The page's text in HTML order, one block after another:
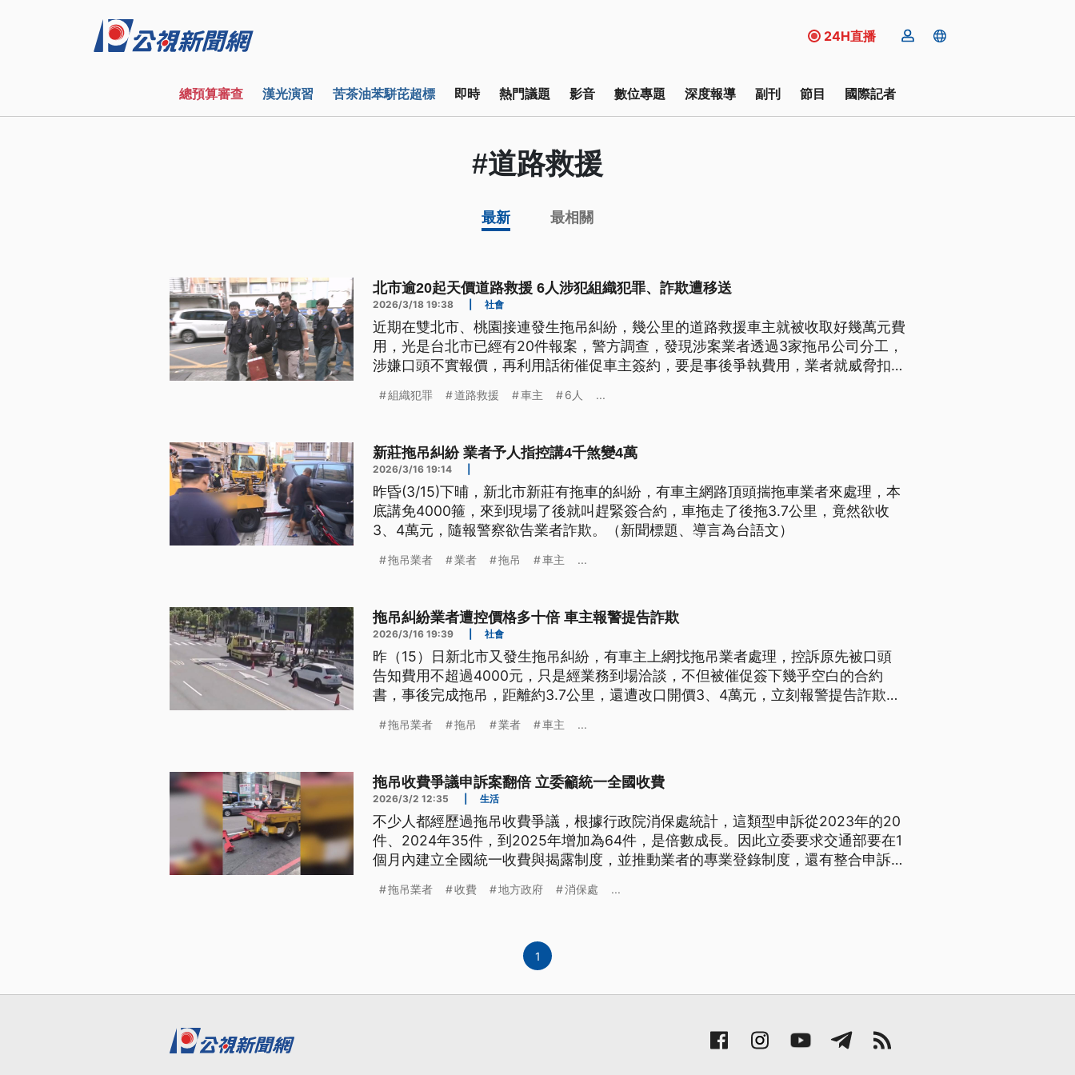
24H直播
總預算審查 漢光演習 苦茶油苯駢芘超標 即時 熱門議題 影音 數位專題 深度報導 副刊 節目 國際記者
#道路救援
最新 最相關
北市逾20起天價道路救援 6人涉犯組織犯罪、詐欺遭移送
2026/3/18 19:38 社會
近期在雙北市、桃園接連發生拖吊糾紛，幾公里的道路救援車主就被收取好幾萬元費
用，光是台北市已經有20件報案，警方調查，發現涉案業者透過3家拖吊公司分工，
涉嫌口頭不實報價，再利用話術催促車主簽約，要是事後爭執費用，業者就威脅扣
還有1人已經出境。
組織犯罪 道路救援 車主 6人 ...
新莊拖吊糾紛 業者予人指控講4千煞變4萬
2026/3/16 19:14
昨昏(3/15)下晡，新北市新莊有拖車的糾紛，有車主網路頂頭揣拖車業者來處理，本
底講免4000箍，來到現場了後就叫趕緊簽合約，車拖走了後拖3.7公里，竟然欲收
3、4萬元，隨報警察欲告業者詐欺。（新聞標題、導言為台語文）
拖吊業者 業者 拖吊 車主 ...
拖吊糾紛業者遭控價格多十倍 車主報警提告詐欺
2026/3/16 19:39 社會
昨（15）日新北市又發生拖吊糾紛，有車主上網找拖吊業者處理，控訴原先被口頭
告知費用不超過4000元，只是經業務到場洽談，不但被催促簽下幾乎空白的合約
書，事後完成拖吊，距離約3.7公里，還遭改口開價3、4萬元，立刻報警提告詐欺；
公部門相比。
拖吊業者 拖吊 業者 車主 ...
拖吊收費爭議申訴案翻倍 立委籲統一全國收費
2026/3/2 12:35 生活
不少人都經歷過拖吊收費爭議，根據行政院消保處統計，這類型申訴從2023年的20
件、2024年35件，到2025年增加為64件，是倍數成長。因此立委要求交通部要在1
個月內建立全國統一收費與揭露制度，並推動業者的專業登錄制度，還有整合申訴與
拖吊業者 收費 地方政府 消保處 ...
1